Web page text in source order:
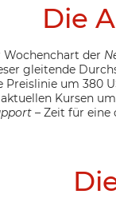
Die
Wochenchart der
gleitende
um 380
Kursen
– Zeit für eine